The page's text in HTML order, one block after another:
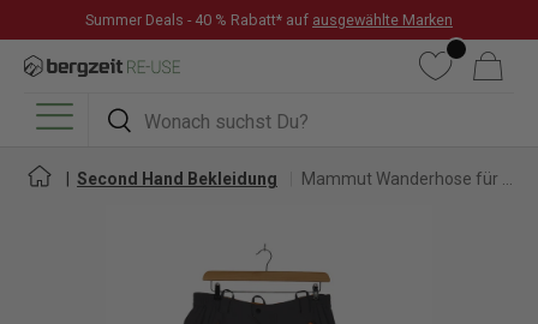
DIREKT ZUM INHALT
Summer Deals - 40 % Rabatt* auf ausgewählte Marken
Suchen
Suchen
WunschlisteWarenkorb
Menü
Second Hand Bekleidung